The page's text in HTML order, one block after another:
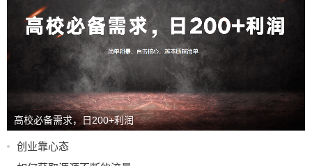
高校必备需求，日200+利润
创业靠心态